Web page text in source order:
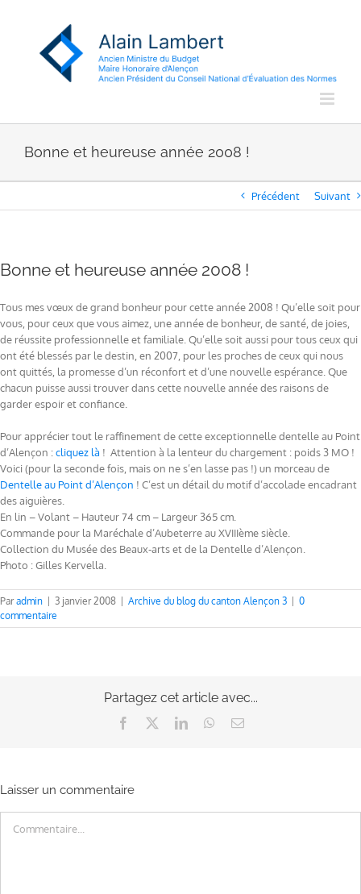
Bonne et heureuse année 2008 !
Précédent Suivant
Bonne et heureuse année 2008 !
Tous mes vœux de grand bonheur pour cette année 2008 ! Qu’elle soit pour
vous, pour ceux que vous aimez, une année de bonheur, de santé, de joies,
de réussite professionnelle et familiale. Qu’elle soit aussi pour tous ceux qui
ont été blessés par le destin, en 2007, pour les proches de ceux qui nous
ont quittés, la promesse d’un réconfort et d’une nouvelle espérance. Que
chacun puisse aussi trouver dans cette nouvelle année des raisons de
garder espoir et confiance.
Pour apprécier tout le raffinement de cette exceptionnelle dentelle au Point
d’Alençon :cliquez là ! Attention à la lenteur du chargement : poids 3 MO !
Voici (pour la seconde fois, mais on ne s’en lasse pas !) un morceau de
Dentelle au Point d’Alençon ! C’est un détail du motif d’accolade encadrant
des aiguières.
En lin – Volant – Hauteur 74 cm – Largeur 365 cm.
Commande pour la Maréchale d’Aubeterre au XVIIIème siècle.
Collection du Musée des Beaux-arts et de la Dentelle d’Alençon.
Photo : Gilles Kervella.
Paradmin 3 janvier 2008 Archive du blog du canton Alençon 3
0
commentaire
Partagez cet article avec...
Facebook LinkedInWhatsApp
Email
Laisser un commentaire